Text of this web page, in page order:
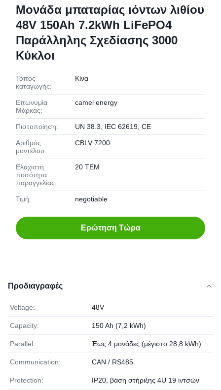
Μονάδα μπαταρίας ιόντων λιθίου
48V 150Ah 7.2kWh LiFePO4
Παράλληλης Σχεδίασης 3000
Κύκλοι
Τόπος
καταγωγής:
Κίνα
Επωνυμία
Μάρκας:
camel energy
Πιστοποίηση: UN 38.3, IEC 62619, CE
Αριθμός
μοντέλου:
CBLV 7200
Ελάχιστη
ποσότητα
παραγγελίας:
20 ΤΕΜ
Τιμή: negotiable
Ερώτηση Τώρα
Προδιαγραφές
Voltage: 48V
Capacity: 150 Ah (7,2 kWh)
Parallel: Έως 4 μονάδες (μέγιστο 28,8 kWh)
Communication: CAN / RS485
Protection: IP20, βάση στήριξης 4U 19 ιντσών